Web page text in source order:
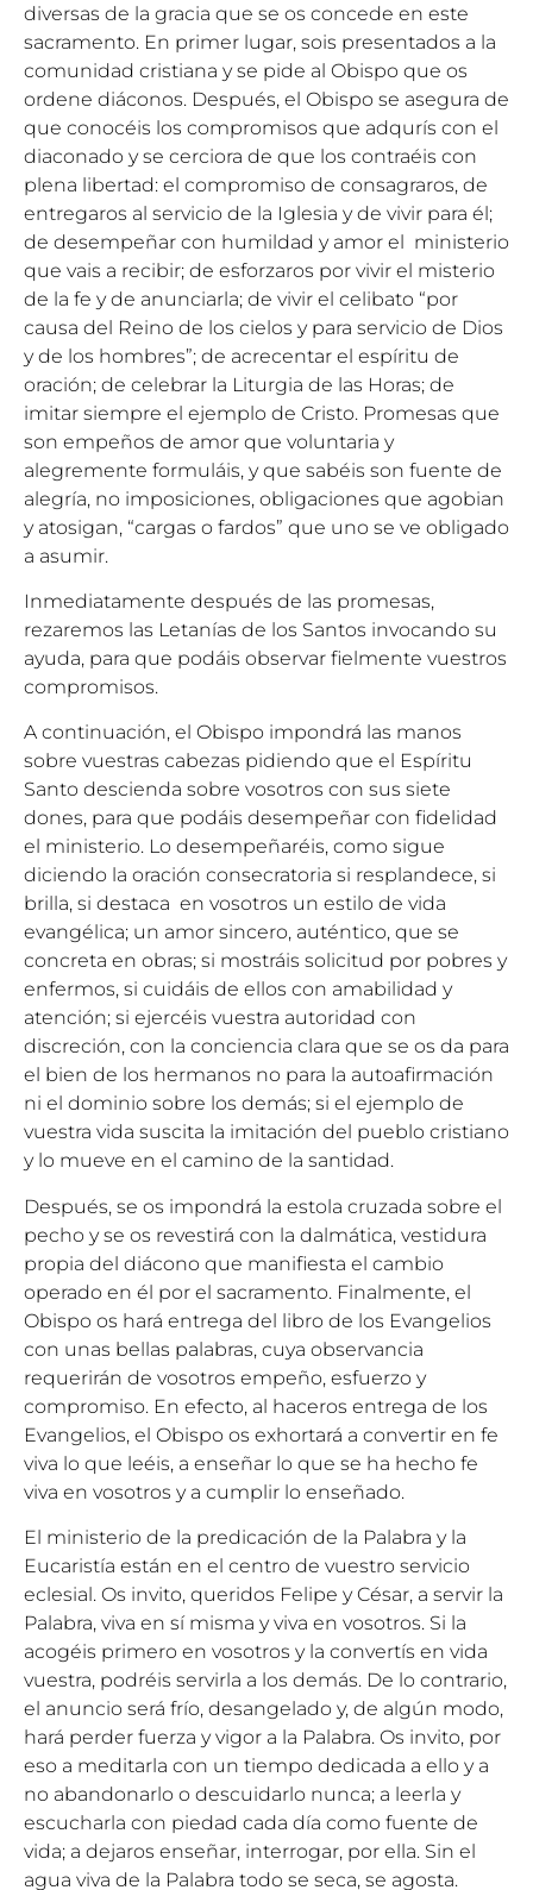
diversas de la gracia que se os concede en este
sacramento. En primer lugar, sois presentados a la
comunidad cristiana y se pide al Obispo que os
ordene diáconos. Después, el Obispo se asegura de
que conocéis los compromisos que adqurís con el
diaconado y se cerciora de que los contraéis con
plena libertad: el compromiso de consagraros, de
entregaros al servicio de la Iglesia y de vivir para él;
de desempeñar con humildad y amor el ministerio
que vais a recibir; de esforzaros por vivir el misterio
de la fe y de anunciarla; de vivir el celibato “por
causa del Reino de los cielos y para servicio de Dios
y de los hombres”; de acrecentar el espíritu de
oración; de celebrar la Liturgia de las Horas; de
imitar siempre el ejemplo de Cristo. Promesas que
son empeños de amor que voluntaria y
alegremente formuláis, y que sabéis son fuente de
alegría, no imposiciones, obligaciones que agobian
y atosigan, “cargas o fardos” que uno se ve obligado
a asumir.
Inmediatamente después de las promesas,
rezaremos las Letanías de los Santos invocando su
ayuda, para que podáis observar fielmente vuestros
compromisos.
A continuación, el Obispo impondrá las manos
sobre vuestras cabezas pidiendo que el Espíritu
Santo descienda sobre vosotros con sus siete
dones, para que podáis desempeñar con fidelidad
el ministerio. Lo desempeñaréis, como sigue
diciendo la oración consecratoria si resplandece, si
brilla, si destaca en vosotros un estilo de vida
evangélica; un amor sincero, auténtico, que se
concreta en obras; si mostráis solicitud por pobres y
enfermos, si cuidáis de ellos con amabilidad y
atención; si ejercéis vuestra autoridad con
discreción, con la conciencia clara que se os da para
el bien de los hermanos no para la autoafirmación
ni el dominio sobre los demás; si el ejemplo de
vuestra vida suscita la imitación del pueblo cristiano
y lo mueve en el camino de la santidad.
Después, se os impondrá la estola cruzada sobre el
pecho y se os revestirá con la dalmática, vestidura
propia del diácono que manifiesta el cambio
operado en él por el sacramento. Finalmente, el
Obispo os hará entrega del libro de los Evangelios
con unas bellas palabras, cuya observancia
requerirán de vosotros empeño, esfuerzo y
compromiso. En efecto, al haceros entrega de los
Evangelios, el Obispo os exhortará a convertir en fe
viva lo que leéis, a enseñar lo que se ha hecho fe
viva en vosotros y a cumplir lo enseñado.
El ministerio de la predicación de la Palabra y la
Eucaristía están en el centro de vuestro servicio
eclesial. Os invito, queridos Felipe y César, a servir la
Palabra, viva en sí misma y viva en vosotros. Si la
acogéis primero en vosotros y la convertís en vida
vuestra, podréis servirla a los demás. De lo contrario,
el anuncio será frío, desangelado y, de algún modo,
hará perder fuerza y vigor a la Palabra. Os invito, por
eso a meditarla con un tiempo dedicada a ello y a
no abandonarlo o descuidarlo nunca; a leerla y
escucharla con piedad cada día como fuente de
vida; a dejaros enseñar, interrogar, por ella. Sin el
agua viva de la Palabra todo se seca, se agosta.